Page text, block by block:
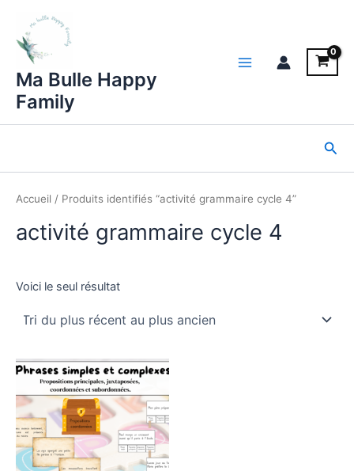
contenu
Ma Bulle Happy
Family
Accueil / Produits identifiés “activité grammaire cycle 4”
activité grammaire cycle 4
Voici le seul résultat